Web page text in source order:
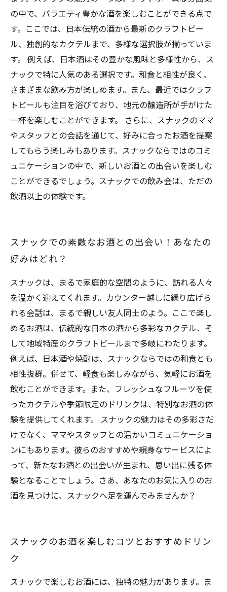
の中で、バラエティ豊かな酒を楽しむことができる点で
す。ここでは、日本伝統の酒から最新のクラフトビー
ル、独創的なカクテルまで、多様な選択肢が揃っていま
す。 例えば、日本酒はその豊かな風味と多様性から、ス
ナックで特に人気のある選択です。和食と相性が良く、
さまざまな飲み方が楽しめます。また、最近ではクラフ
トビールも注目を浴びており、地元の醸造所が手がけた
一杯を楽しむことができます。 さらに、スナックのママ
やスタッフとの会話を通じて、好みに合ったお酒を提案
してもらう楽しみもあります。スナックならではのコミ
ュニケーションの中で、新しいお酒との出会いを楽しむ
ことができるでしょう。スナックでの飲み会は、ただの
飲酒以上の体験です。
スナックでの素敵なお酒との出会い！あなたの
好みはどれ？
スナックは、まるで家庭的な空間のように、訪れる人々
を温かく迎えてくれます。カウンター越しに繰り広げら
れる会話は、まるで親しい友人同士のよう。ここで楽し
めるお酒は、伝統的な日本の酒から多彩なカクテル、そ
して地域特産のクラフトビールまで多岐にわたります。
例えば、日本酒や焼酎は、スナックならではの和食とも
相性抜群。併せて、軽食も楽しみながら、気軽にお酒を
飲むことができます。また、フレッシュなフルーツを使
ったカクテルや季節限定のドリンクは、特別なお酒の体
験を提供してくれます。 スナックの魅力はその多彩さだ
けでなく、ママやスタッフとの温かいコミュニケーショ
ンにもあります。彼らのおすすめや親身なサービスによ
って、新たなお酒との出会いが生まれ、思い出に残る体
験となることでしょう。さあ、あなたのお気に入りのお
酒を見つけに、スナックへ足を運んでみませんか？
スナックのお酒を楽しむコツとおすすめドリン
ク
スナックで楽しむお酒には、独特の魅力があります。ま